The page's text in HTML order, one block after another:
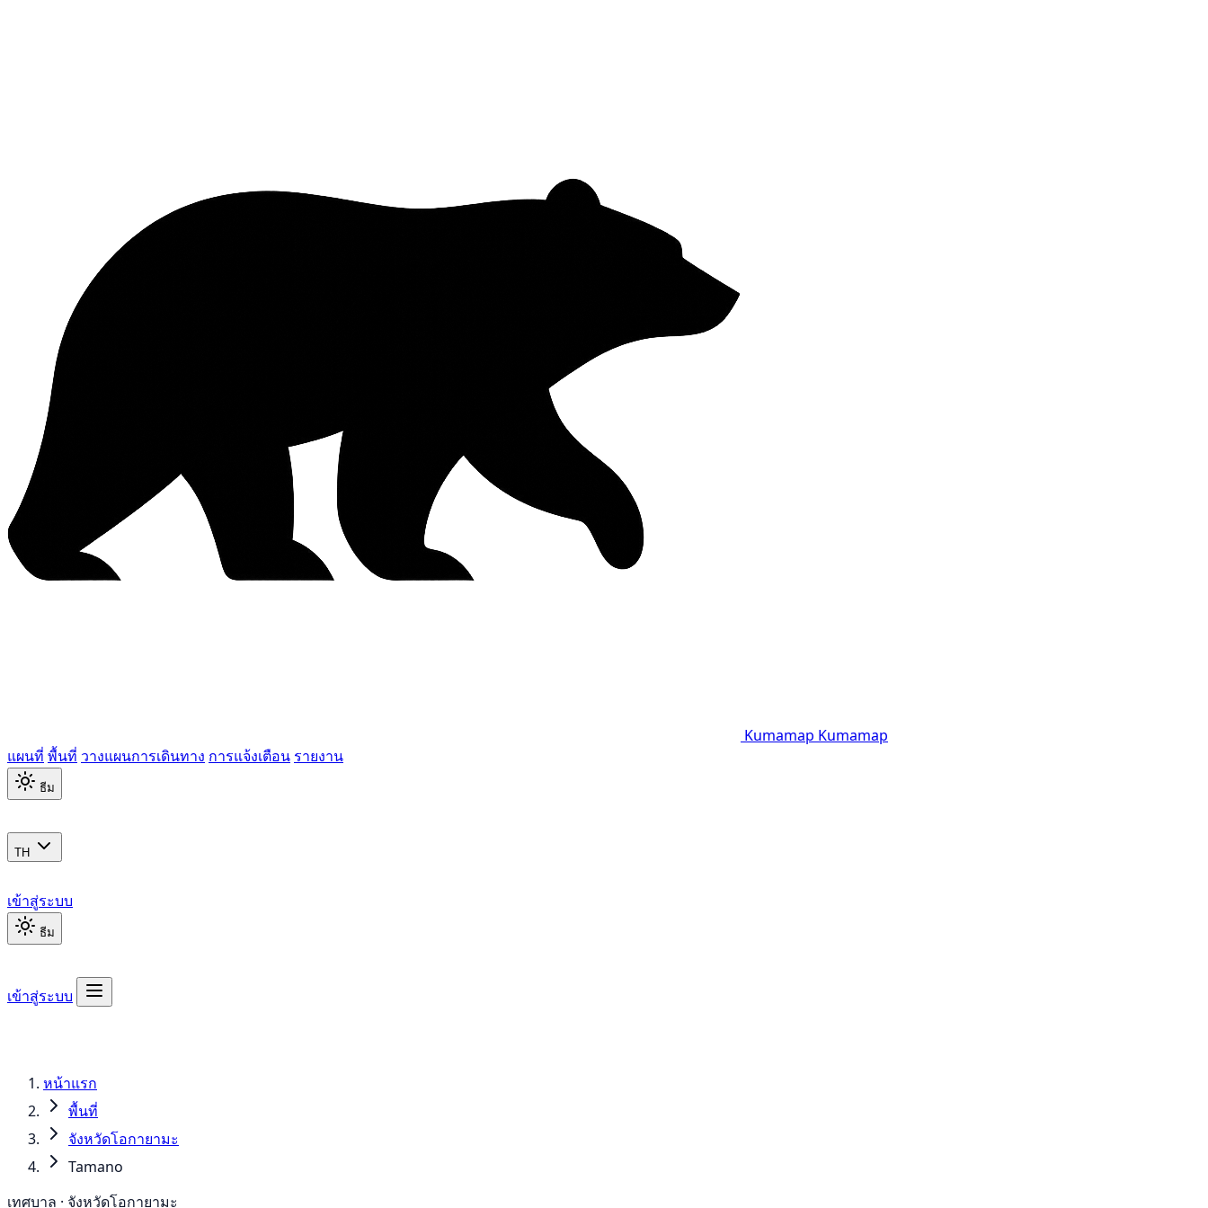
Kumamap Kumamap
แผนที่ พื้นที่ วางแผนการเดินทาง การแจ้งเตือน รายงาน
ธีม
TH
เข้าสู่ระบบ
ธีม
เข้าสู่ระบบ
หน้าแรก
พื้นที่
จังหวัดโอกายามะ
Tamano
เทศบาล · จังหวัดโอกายามะ